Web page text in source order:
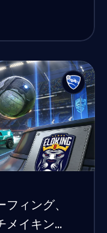
ィング、
イキング